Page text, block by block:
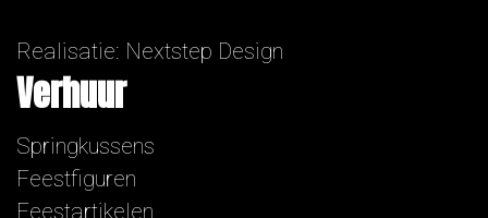
Realisatie: Nextstep Design
Verhuur
Springkussens
Feestfiguren
Feestartikelen